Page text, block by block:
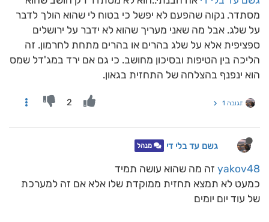
מסתדר. נקוה שהפעם לא יפשל כי בטוח לי שהוא הולך לדבר
על שלג. אבל מה שאני מעריך שהוא לא ידבר על ירושלים
ספציפית אלא על שלג בהרים או בהרים מתחת לחרמון. זה
הליכה בין הטיפות ובסיכון מחושב. כי גם אם ירד במג'דל שמס
הוא ינפנף בהצלחה של התחזית בגאון.
תגובה 1 2
גשם עד בלי די מנהל
yakov48 זה מה שהוא עושה תמיד
כמעט לא תמצא תחזית ממוקדת שלו אלא אם זה למערכת
של עוד יום יומים